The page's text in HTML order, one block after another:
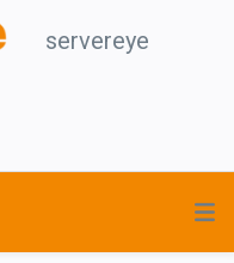
servereye